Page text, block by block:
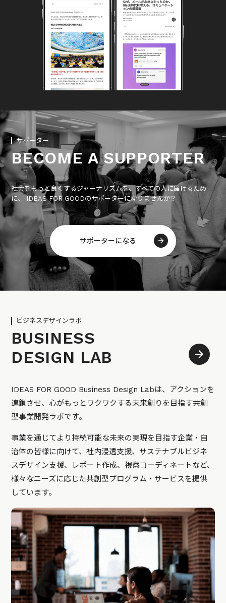
サポーター
BECOME A SUPPORTER
社会をもっと良くするジャーナリズムを、すべての人に届けるため
に、 IDEAS FOR GOODのサポーターになりませんか？
サポーターになる
ビジネスデザインラボ
BUSINESS
DESIGN LAB
IDEAS FOR GOOD Business Design Labは、アクションを
連鎖させ、心がもっとワクワクする未来創りを目指す共創
型事業開発ラボです。
事業を通じてより持続可能な未来の実現を目指す企業・自
治体の皆様に向けて、社内浸透支援、サステナブルビジネ
スデザイン支援、レポート作成、視察コーディネートなど、
様々なニーズに応じた共創型プログラム・サービスを提供
しています。